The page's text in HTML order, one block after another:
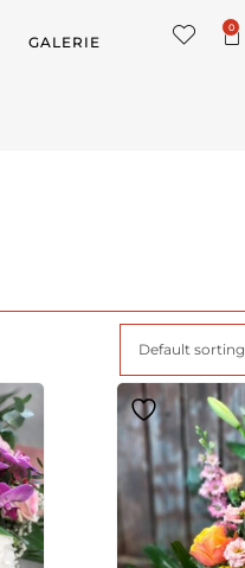
GALERIE
0
Default sorting